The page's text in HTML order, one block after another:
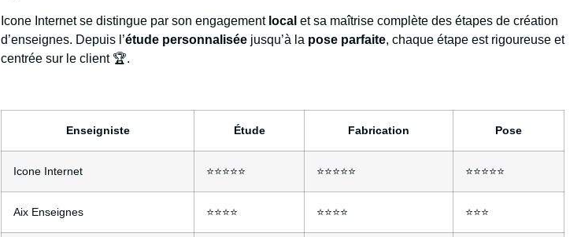
Icone Internet se distingue par son engagement local et sa maîtrise complète des étapes de création
d’enseignes. Depuis l’étude personnalisée jusqu’à la pose parfaite, chaque étape est rigoureuse et
centrée sur le client 🏆.
Enseigniste Étude Fabrication Pose
Icone Internet ⭐⭐⭐⭐⭐ ⭐⭐⭐⭐⭐ ⭐⭐⭐⭐⭐
Aix Enseignes ⭐⭐⭐⭐ ⭐⭐⭐⭐ ⭐⭐⭐